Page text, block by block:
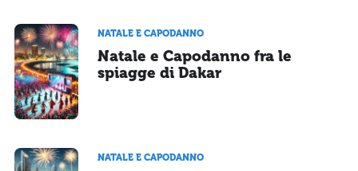
NATALE E CAPODANNO
Natale e Capodanno fra le
spiagge di Dakar
NATALE E CAPODANNO